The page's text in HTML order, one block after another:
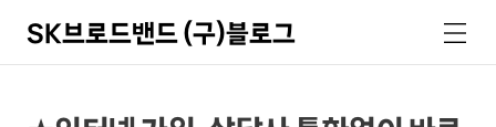
SK브로드밴드 (구)블로그
색
메
뉴